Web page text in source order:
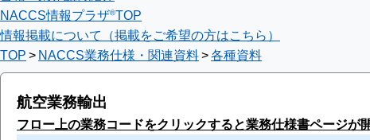
NACCS情報プラザ®TOP
情報掲載について（掲載をご希望の方はこちら）
TOP
NACCS業務仕様・関連資料 各種資料
航空業務輸出
フロー上の業務コードをクリックすると業務仕様書ページが